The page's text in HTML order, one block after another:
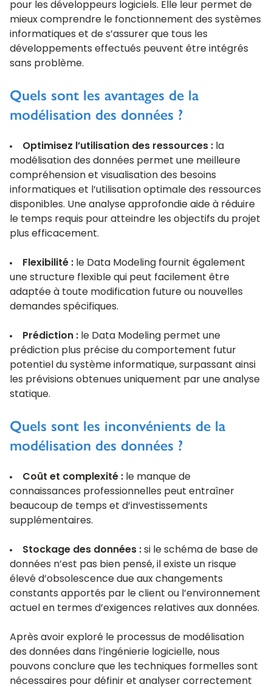
pour les développeurs logiciels. Elle leur permet de
mieux comprendre le fonctionnement des systèmes
informatiques et de s’assurer que tous les
développements effectués peuvent être intégrés
sans problème.
Quels sont les avantages de la
modélisation des données ?
Optimisez l’utilisation des ressources : la
modélisation des données permet une meilleure
compréhension et visualisation des besoins
informatiques et l’utilisation optimale des ressources
disponibles. Une analyse approfondie aide à réduire
le temps requis pour atteindre les objectifs du projet
plus efficacement.
Flexibilité : le Data Modeling fournit également
une structure flexible qui peut facilement être
adaptée à toute modification future ou nouvelles
demandes spécifiques.
Prédiction : le Data Modeling permet une
prédiction plus précise du comportement futur
potentiel du système informatique, surpassant ainsi
les prévisions obtenues uniquement par une analyse
statique.
Quels sont les inconvénients de la
modélisation des données ?
Coût et complexité : le manque de
connaissances professionnelles peut entraîner
beaucoup de temps et d’investissements
supplémentaires.
Stockage des données : si le schéma de base de
données n’est pas bien pensé, il existe un risque
élevé d’obsolescence due aux changements
constants apportés par le client ou l’environnement
actuel en termes d’exigences relatives aux données.
Après avoir exploré le processus de modélisation
des données dans l’ingénierie logicielle, nous
pouvons conclure que les techniques formelles sont
nécessaires pour définir et analyser correctement